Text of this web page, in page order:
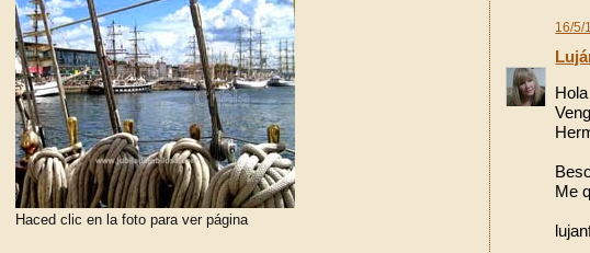
16/5/
Hola
Me
Haced clic en la foto para ver página